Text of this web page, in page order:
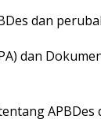
dan
dan